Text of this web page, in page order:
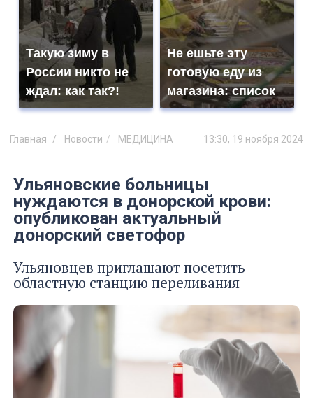
Такую зиму в
России никто не
ждал: как так?!
Не ешьте эту
готовую еду из
магазина: список
Главная Новости МЕДИЦИНА 13:30, 19 ноября 2024
Ульяновские больницы
нуждаются в донорской крови:
опубликован актуальный
донорский светофор
Ульяновцев приглашают посетить
областную станцию переливания